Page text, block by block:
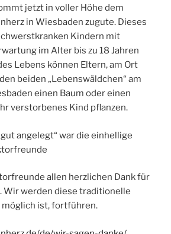
jetzt in voller Höhe dem
in Wiesbaden zugute. Dieses
Kindern mit
im Alter bis zu 18 Jahren
Lebens können Eltern, am Ort
beiden „Lebenswäldchen“ am
einen Baum oder einen
verstorbenes Kind pflanzen.
angelegt“ war die einhellige
allen herzlichen Dank für
Wir werden diese traditionelle
möglich ist, fortführen.